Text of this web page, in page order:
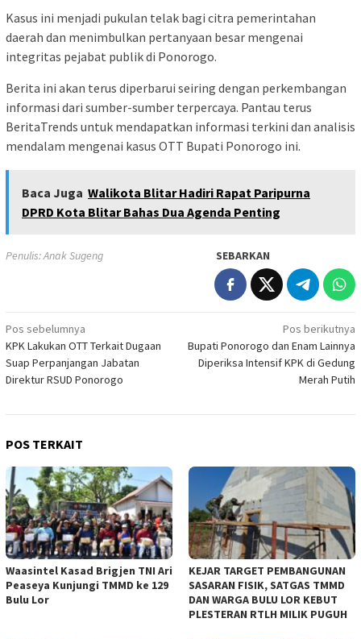
Kasus ini menjadi pukulan telak bagi citra pemerintahan
daerah dan menimbulkan pertanyaan besar mengenai
integritas pejabat publik di Ponorogo.
Berita ini akan terus diperbarui seiring dengan perkembangan
informasi dari sumber-sumber terpercaya. Pantau terus
BeritaTrends untuk mendapatkan informasi terkini dan analisis
mendalam mengenai kasus OTT Bupati Ponorogo ini.
Baca Juga Walikota Blitar Hadiri Rapat Paripurna
DPRD Kota Blitar Bahas Dua Agenda Penting
Penulis: Anak Sugeng SEBARKAN
Navigasi
pos
Pos sebelumnya
KPK Lakukan OTT Terkait Dugaan
Suap Perpanjangan Jabatan
Direktur RSUD Ponorogo
Pos berikutnya
Bupati Ponorogo dan Enam Lainnya
Diperiksa Intensif KPK di Gedung
Merah Putih
POS TERKAIT
Waasintel Kasad Brigjen TNI Ari
Peaseya Kunjungi TMMD ke 129
Bulu Lor
KEJAR TARGET PEMBANGUNAN
SASARAN FISIK, SATGAS TMMD
DAN WARGA BULU LOR KEBUT
PLESTERAN RTLH MILIK PUGUH